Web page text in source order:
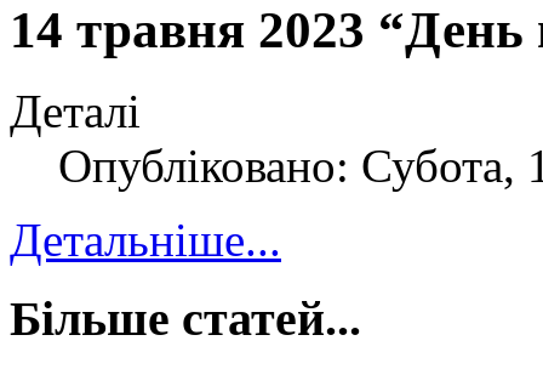
14 травня 2023 “День
Деталі
Опубліковано: Субота,
Детальніше...
Більше статей...